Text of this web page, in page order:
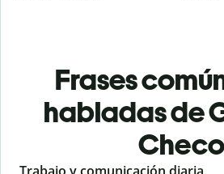
Frases
habladas de
Checo
Slide 1 of 6